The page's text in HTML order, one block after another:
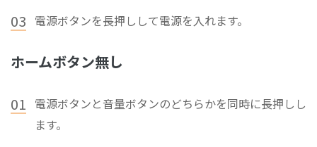
03 電源ボタンを長押しして電源を入れます。
ホームボタン無し
01 電源ボタンと音量ボタンのどちらかを同時に長押しし
ます。